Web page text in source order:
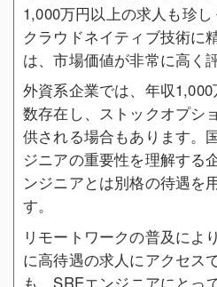
1,000万円以上の求人も珍し
クラウドネイティブ技術に
は、市場価値が非常に高く
外資系企業では、年収
数存在し、ストックオプシ
供される場合もあります。
ジニアの重要性を理解する
ンジニアとは別格の待遇を
す。
リモートワークの普及によ
に高待遇の求人にアクセス
も、SREエンジニアにとっ